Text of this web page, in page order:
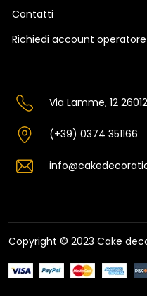
Contatti
Richiedi account operatore
Via Lamme, 12
(+39) 0374 351166
Copyright © 2023 Cake